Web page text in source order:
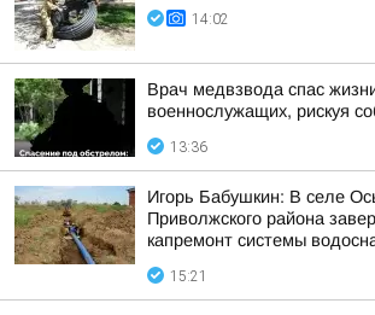
14:02
Врач медвзвода спас
военнослужащих, рискуя
13:36
Игорь Бабушкин: В селе
Приволжского района
капремонт системы
15:21